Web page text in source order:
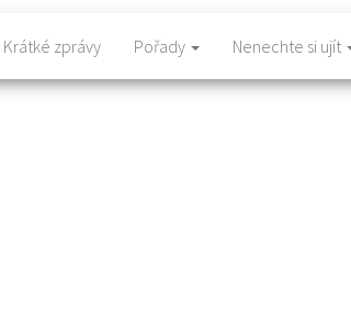
Krátké zprávy Pořady Nenechte si ujít